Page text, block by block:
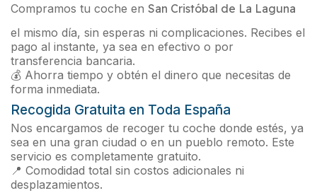
Compramos tu coche en San Cristóbal de La Laguna
el mismo día, sin esperas ni complicaciones. Recibes el
pago al instante, ya sea en efectivo o por
transferencia bancaria.
💰 Ahorra tiempo y obtén el dinero que necesitas de
forma inmediata.
Recogida Gratuita en Toda España
Nos encargamos de recoger tu coche donde estés, ya
sea en una gran ciudad o en un pueblo remoto. Este
servicio es completamente gratuito.
📍 Comodidad total sin costos adicionales ni
desplazamientos.